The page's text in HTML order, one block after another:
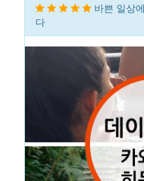
바쁜 일상
다